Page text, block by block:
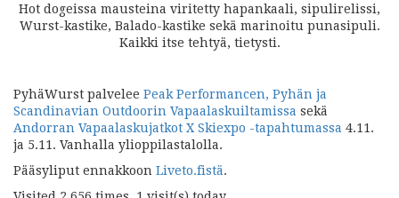
Hot dogeissa mausteina viritetty hapankaali, sipulirelissi,
Wurst-kastike, Balado-kastike sekä marinoitu punasipuli.
Kaikki itse tehtyä, tietysti.
PyhäWurst palvelee Peak Performancen, Pyhän ja
Scandinavian Outdoorin Vapaalaskuiltamissa sekä
Andorran Vapaalaskujatkot X Skiexpo -tapahtumassa 4.11.
ja 5.11. Vanhalla ylioppilastalolla.
Pääsyliput ennakkoon Liveto.fistä.